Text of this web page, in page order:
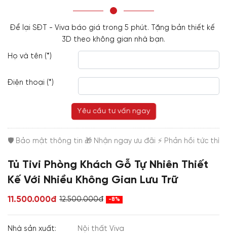
Để lại SĐT - Viva báo giá trong 5 phút. Tặng bản thiết kế
3D theo không gian nhà bạn.
Họ và tên (*)
Điện thoại (*)
Yêu cầu tư vấn ngay
Tủ Tivi Phòng Khách Gỗ Tự Nhiên Thiết
Kế Với Nhiều Không Gian Lưu Trữ
11.500.000đ 12.500.000đ -8%
Nhà sản xuất: Nội thất Viva